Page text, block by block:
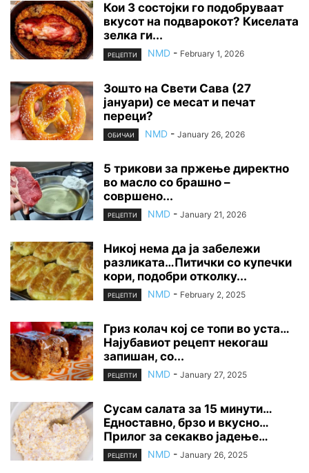
Кои 3 состојки го подобруваат
вкусот на подварокот? Киселата
зелка ги...
РЕЦЕПТИ NMD - February 1, 2026
Зошто на Свети Сава (27
јануари) се месат и печат
переци?
ОБИЧАИ NMD - January 26, 2026
5 трикови за пржење директно
во масло со брашно –
совршено...
РЕЦЕПТИ NMD - January 21, 2026
Никој нема да ја забележи
разликата…Питички со купечки
кори, подобри отколку...
РЕЦЕПТИ NMD - February 2, 2025
Гриз колач кој се топи во уста…
Најубавиот рецепт некогаш
запишан, со...
РЕЦЕПТИ NMD - January 27, 2025
Сусам салата за 15 минути…
Едноставно, брзо и вкусно…
Прилог за секакво јадење…
РЕЦЕПТИ NMD - January 26, 2025